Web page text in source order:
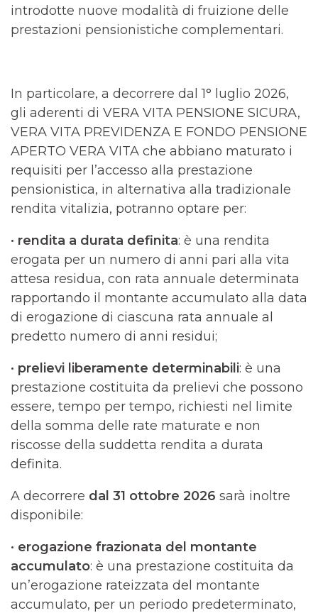
introdotte nuove modalità di fruizione delle
prestazioni pensionistiche complementari.
In particolare, a decorrere dal 1° luglio 2026,
gli aderenti di VERA VITA PENSIONE SICURA,
VERA VITA PREVIDENZA E FONDO PENSIONE
APERTO VERA VITA che abbiano maturato i
requisiti per l’accesso alla prestazione
pensionistica, in alternativa alla tradizionale
rendita vitalizia, potranno optare per:
· rendita a durata definita: è una rendita
erogata per un numero di anni pari alla vita
attesa residua, con rata annuale determinata
rapportando il montante accumulato alla data
di erogazione di ciascuna rata annuale al
predetto numero di anni residui;
· prelievi liberamente determinabili: è una
prestazione costituita da prelievi che possono
essere, tempo per tempo, richiesti nel limite
della somma delle rate maturate e non
riscosse della suddetta rendita a durata
definita.
A decorrere dal 31 ottobre 2026 sarà inoltre
disponibile:
· erogazione frazionata del montante
accumulato: è una prestazione costituita da
un’erogazione rateizzata del montante
accumulato, per un periodo predeterminato,